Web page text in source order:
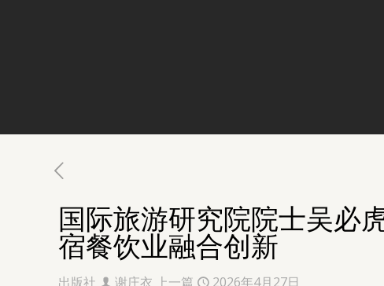
国际旅游研究院院士吴必
宿餐饮业融合创新
出版社 谢庄衣 上一篇 2026年4月27日